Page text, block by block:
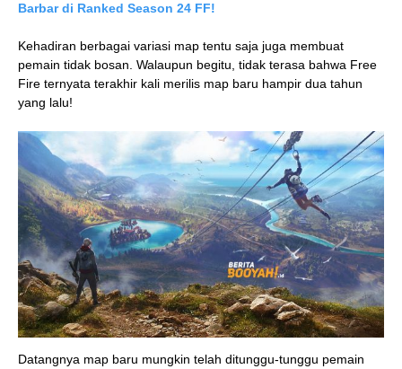
Barbar di Ranked Season 24 FF!
Kehadiran berbagai variasi map tentu saja juga membuat
pemain tidak bosan. Walaupun begitu, tidak terasa bahwa Free
Fire ternyata terakhir kali merilis map baru hampir dua tahun
yang lalu!
Datangnya map baru mungkin telah ditunggu-tunggu pemain